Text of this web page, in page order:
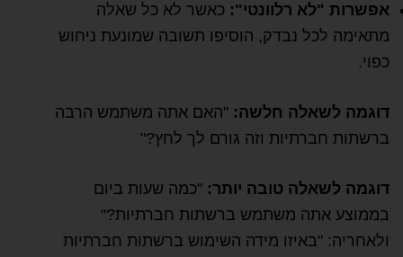
אפשרות "לא רלוונטי": כאשר לא כל שאלה
מתאימה לכל נבדק, הוסיפו תשובה שמונעת ניחוש
כפוי.
דוגמה לשאלה חלשה: "האם אתה משתמש הרבה
ברשתות חברתיות וזה גורם לך לחץ?"
דוגמה לשאלה טובה יותר: "כמה שעות ביום
בממוצע אתה משתמש ברשתות חברתיות?"
ולאחריה: "באיזו מידה השימוש ברשתות חברתיות